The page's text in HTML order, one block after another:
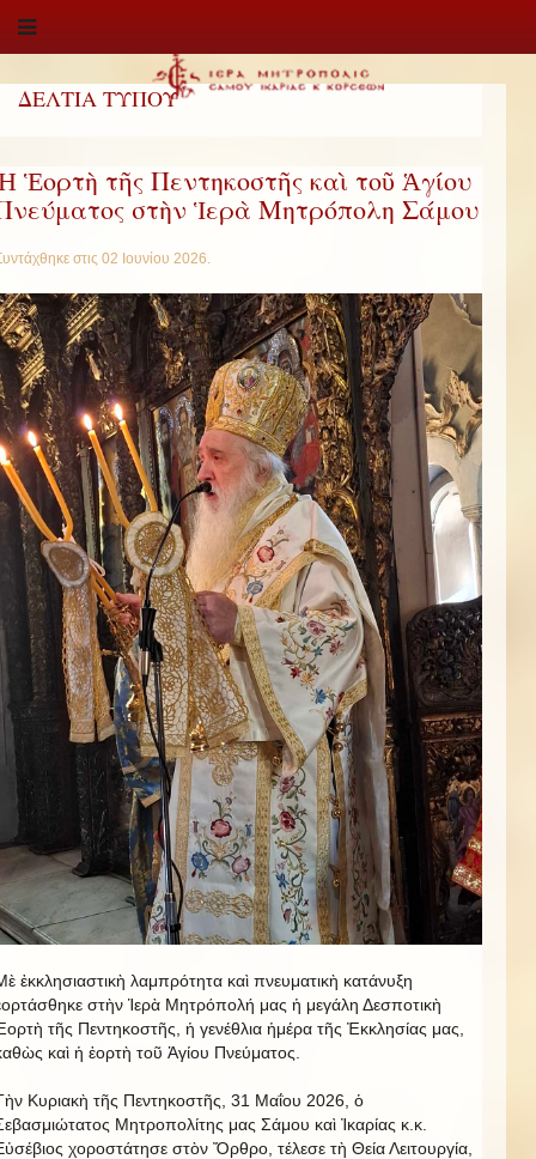
ΔΕΛΤΙΑ ΤΥΠΟΥ
Ἑορτὴ τῆς Πεντηκοστῆς καὶ τοῦ Ἁγίου
στὴν Ἱερὰ Μητρόπολη Σάμου
στις 02 Ιουνίου 2026.
ἐκκλησιαστικὴ λαμπρότητα καὶ πνευματικὴ κατάνυξη
στὴν Ἱερὰ Μητρόπολή μας ἡ μεγάλη Δεσποτικὴ
τῆς Πεντηκοστῆς, ἡ γενέθλια ἡμέρα τῆς Ἐκκλησίας μας,
καὶ ἡ ἑορτὴ τοῦ Ἁγίου Πνεύματος.
Κυριακὴ τῆς Πεντηκοστῆς, 31 Μαΐου 2026, ὁ
Μητροπολίτης μας Σάμου καὶ Ἰκαρίας κ.κ.
χοροστάτησε στὸν Ὄρθρο, τέλεσε τὴ Θεία Λειτουργία,